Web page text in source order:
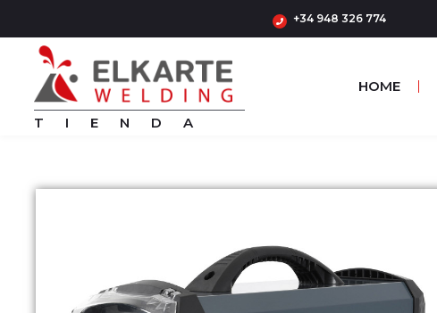
+34 948 326 774
TIENDA
HOME